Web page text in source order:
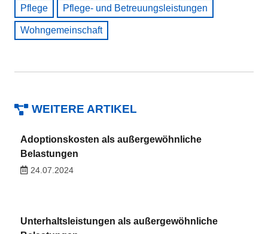
Pflege Pflege- und Betreuungsleistungen
Wohngemeinschaft
WEITERE ARTIKEL
Adoptionskosten als außergewöhnliche
Belastungen
24.07.2024
Unterhaltsleistungen als außergewöhnliche